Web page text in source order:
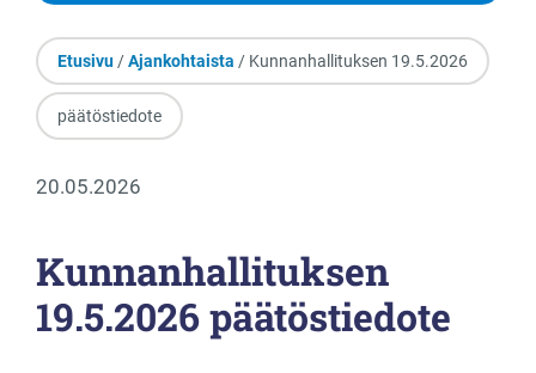
Etusivu/Ajankohtaista / Kunnanhallituksen 19.5.2026
päätöstiedote
20.05.2026
Kunnanhallituksen
19.5.2026 päätöstiedote